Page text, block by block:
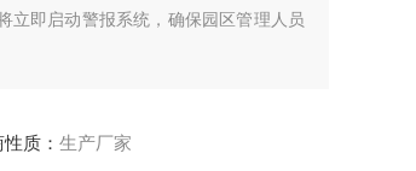
立即启动警报系统，确保园区管理人员
质： 生产厂家